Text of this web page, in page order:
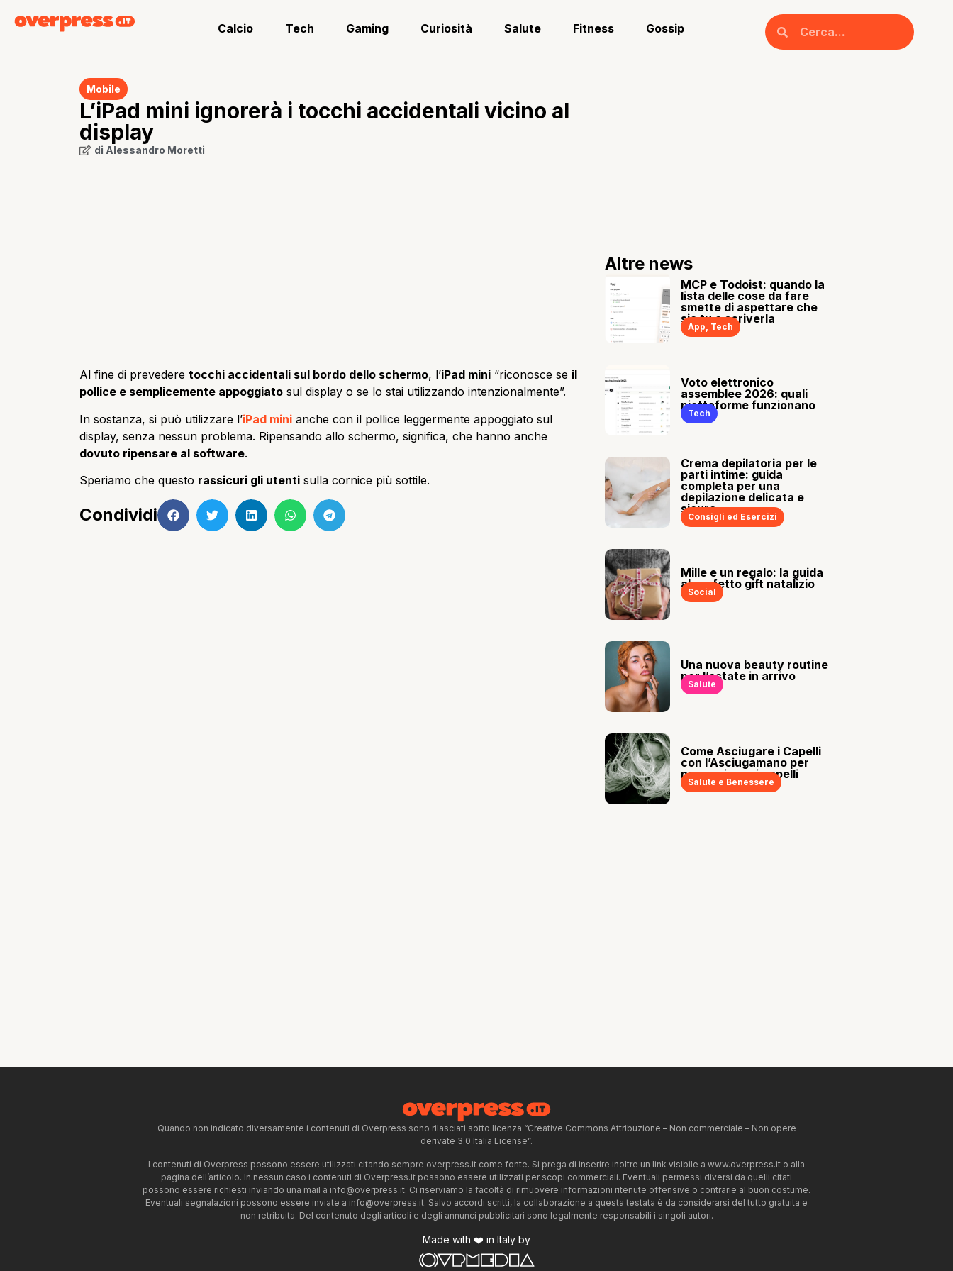
Calcio Tech Gaming Curiosità Salute Fitness Gossip
Mobile
L’iPad mini ignorerà i tocchi accidentali vicino al
display
di Alessandro Moretti
Al fine di prevedere tocchi accidentali sul bordo dello schermo, l’iPad mini “riconosce se il
pollice e semplicemente appoggiato sul display o se lo stai utilizzando intenzionalmente”.
In sostanza, si può utilizzare l’iPad mini anche con il pollice leggermente appoggiato sul
display, senza nessun problema. Ripensando allo schermo, significa, che hanno anche
dovuto ripensare al software.
Speriamo che questo rassicuri gli utenti sulla cornice più sottile.
Condividi
Altre news
MCP e Todoist: quando la
lista delle cose da fare
smette di aspettare che
sia tu a scriverla
App, Tech
Voto elettronico
assemblee 2026: quali
piattaforme funzionano
Tech
Crema depilatoria per le
parti intime: guida
completa per una
depilazione delicata e
sicura
Consigli ed Esercizi
Mille e un regalo: la guida
al perfetto gift natalizio
Social
Una nuova beauty routine
per l’estate in arrivo
Salute
Come Asciugare i Capelli
con l’Asciugamano per
non rovinare i capelli
Salute e Benessere
Quando non indicato diversamente i contenuti di Overpress sono rilasciati sotto licenza “Creative Commons Attribuzione – Non commerciale – Non opere
derivate 3.0 Italia License”.
I contenuti di Overpress possono essere utilizzati citando sempre overpress.it come fonte. Si prega di inserire inoltre un link visibile a www.overpress.it o alla
pagina dell’articolo. In nessun caso i contenuti di Overpress.it possono essere utilizzati per scopi commerciali. Eventuali permessi diversi da quelli citati
possono essere richiesti inviando una mail a info@overpress.it. Ci riserviamo la facoltà di rimuovere informazioni ritenute offensive o contrarie al buon costume.
Eventuali segnalazioni possono essere inviate a info@overpress.it. Salvo accordi scritti, la collaborazione a questa testata è da considerarsi del tutto gratuita e
non retribuita. Del contenuto degli articoli e degli annunci pubblicitari sono legalmente responsabili i singoli autori.
Made with ❤️ in Italy by